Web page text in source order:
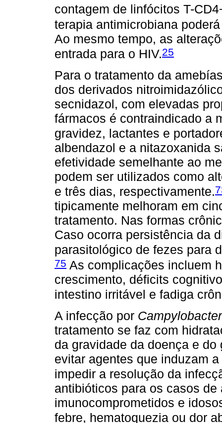
contagem de linfócitos T-
terapia antimicrobiana
Ao mesmo tempo, as
entrada para o HIV.25
Para o tratamento da
dos derivados
secnidazol, com elevadas
fármacos é contraindicado a
gravidez, lactantes e
albendazol e a nitazoxanida
efetividade semelhante ao
podem ser utilizados como
e três dias, respectivamente.
tipicamente melhoram em
tratamento. Nas formas
Caso ocorra persistência da
parasitológico de fezes para
75 As complicações incluem
crescimento, déficits
intestino irritável e fadiga
A infecção por
tratamento se faz com
da gravidade da doença e
evitar agentes que induzam
impedir a resolução da
antibióticos para os casos
imunocomprometidos e
febre, hematoquezia ou dor